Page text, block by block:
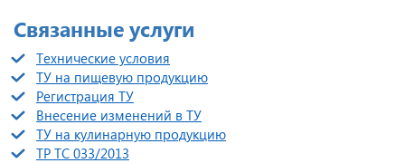
Связанные услуги
Технические условия
ТУ на пищевую продукцию
Регистрация ТУ
Внесение изменений в ТУ
ТУ на кулинарную продукцию
ТР ТС 033/2013